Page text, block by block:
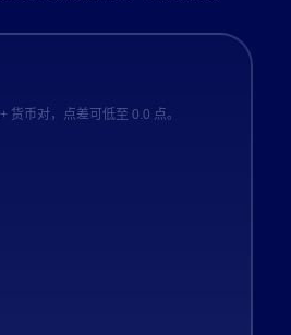
货币对，点差可低至 0.0 点。